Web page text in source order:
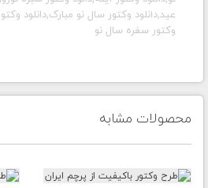
عید,دانلود وکتور سال نو مبارک,دانلود
وکتور سفره سال نو
محصولات مشابه